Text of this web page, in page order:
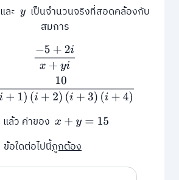
และ y เป็นจำนวนจริงที่สอดคล้องกับ
สมการ
10i(i+1)(i+
แล้ว ค่าของx+y=15
ข้อใดต่อไปนี้ถูกต้อง